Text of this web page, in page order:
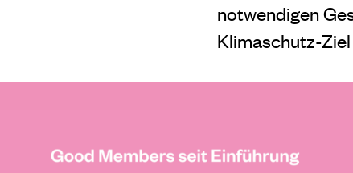
notwendigen
Klimaschutz-